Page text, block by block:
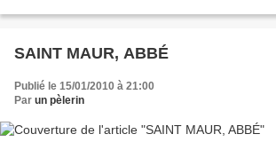
SAINT MAUR, ABBÉ
Publié le 15/01/2010 à 21:00
Par un pèlerin